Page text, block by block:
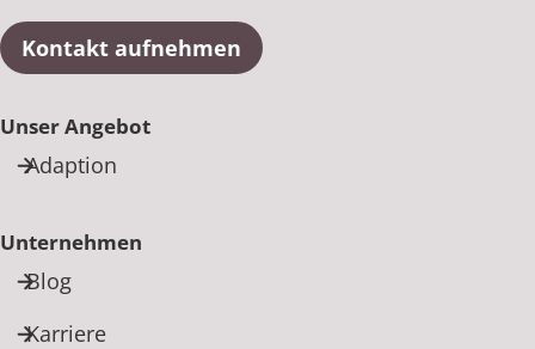
Kontakt aufnehmen
Unser Angebot
Adaption
Unternehmen
Blog
Karriere